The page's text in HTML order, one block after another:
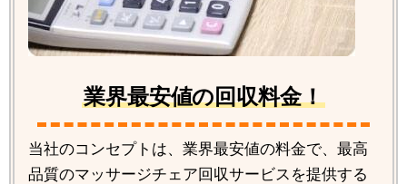
業界最安値の回収料金！
当社のコンセプトは、業界最安値の料金で、最高
品質のマッサージチェア回収サービスを提供する